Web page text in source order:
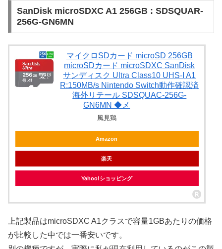
SanDisk microSDXC A1 256GB : SDSQUAR-
256G-GN6MN
マイクロSDカード microSD 256GB
microSDカード microSDXC SanDisk
サンディスク Ultra Class10 UHS-I A1
R:150MB/s Nintendo Switch動作確認済
海外リテール SDSQUAC-256G-
GN6MN ◆メ
風見鶏
Amazon
楽天
Yahoo!ショッピング
上記製品はmicroSDXC A1クラスで容量1GBあたりの価格
が比較した中では一番安いです。